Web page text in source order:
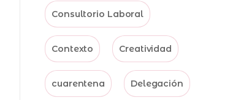
Consultorio Laboral
Contexto Creatividad
cuarentena Delegación